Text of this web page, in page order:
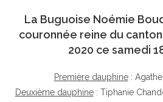
La Buguoise Noémie
couronnée reine du
2020 ce samedi
Première dauphine: Agathe
Deuxième dauphine: Tiphanie